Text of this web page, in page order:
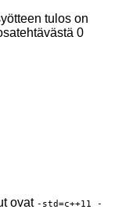
tulos on
0
ovat -std=c++11 -